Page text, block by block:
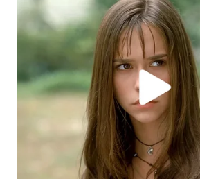
TRAVEL
WAHANA
WAHANANEWS
WAHANANEWS